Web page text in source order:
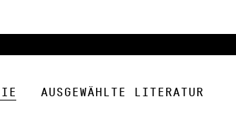
Ausgewählte Literatur